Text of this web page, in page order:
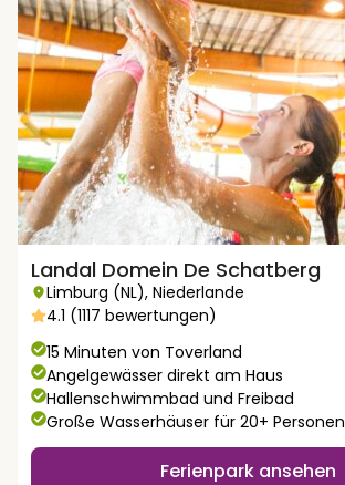
Landal Domein De Schatberg
Limburg (NL), Niederlande
4.1 (1117 bewertungen)
15 Minuten von Toverland
Angelgewässer direkt am Haus
Hallenschwimmbad und Freibad
Große Wasserhäuser für 20+ Personen
Ferienpark ansehen